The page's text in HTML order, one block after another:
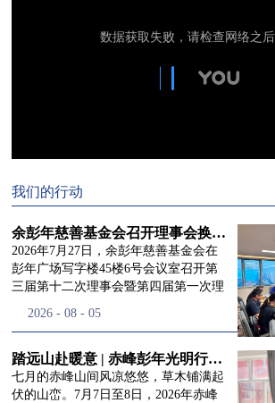
我们的行动
余彭年慈善基金会召开理事会换届会议
2026年7月27日，余彭年慈善基金会在
彭年广场写字楼45楼6号会议室召开第
三届第十二次理事会暨第四届第一次理
徐滨先生；副理事长兼秘书长彭志兵先
生、李玲辉先生、郭启兴先生及梅鑫先
生，现场列席人员:监事孙海跃先生，联
合党支部书记曾层同志。本次会议由理
2026 - 08 - 05
踏远山赴暖意 | 赤峰彭年光明行动启程，入户回访接住乡亲眼底的光亮
七月的赤峰山间风凉悠悠，草木铺满起
伏的山峦。7月7日至8日，2026年赤峰